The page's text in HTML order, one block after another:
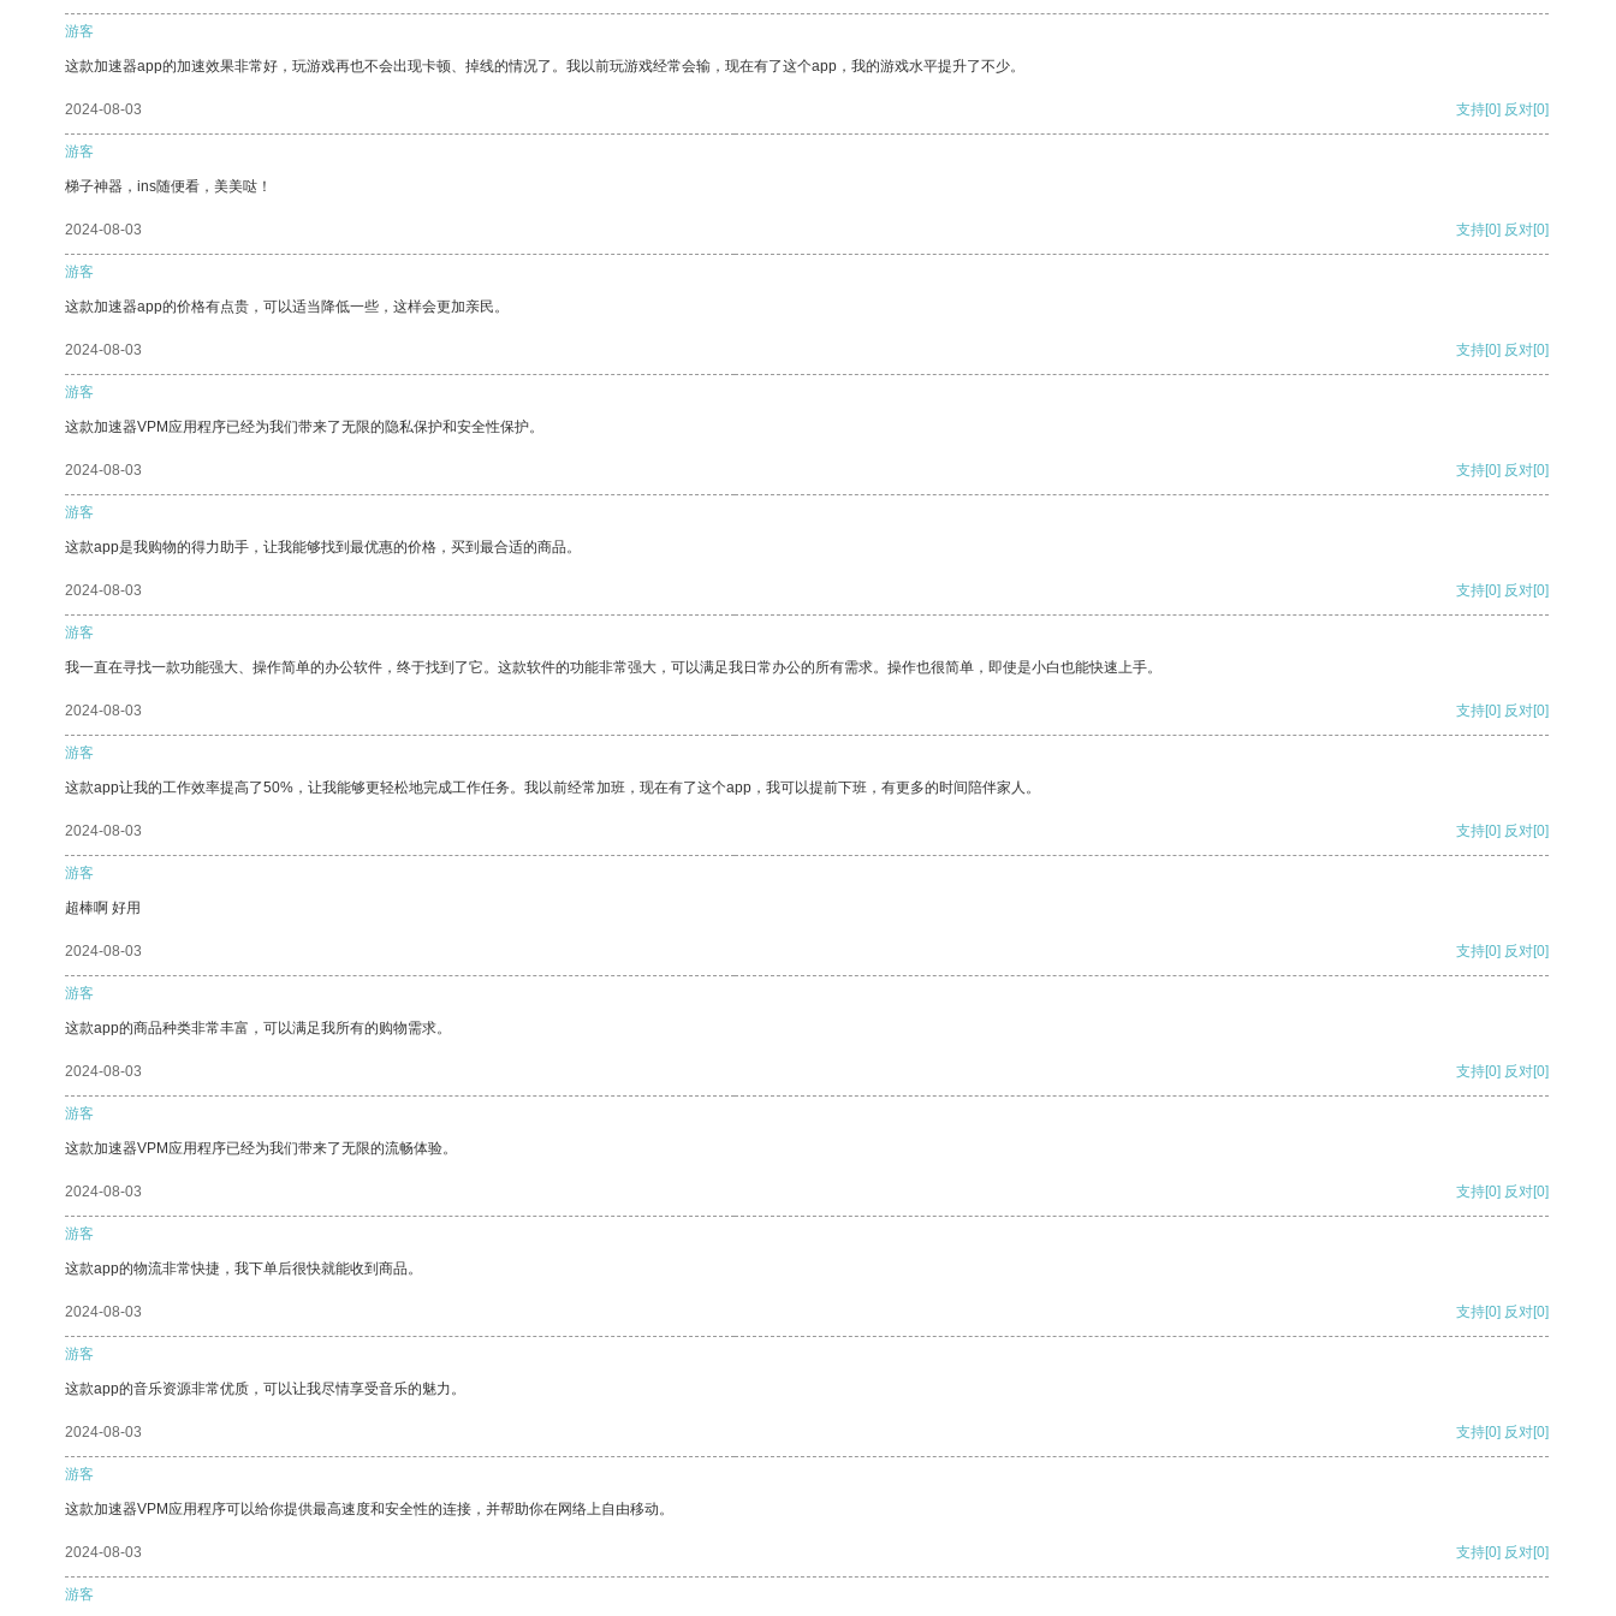
游客
这款加速器app的加速效果非常好，玩游戏再也不会出现卡顿、掉线的情况了。我以前玩游戏经常会输，现在有了这个app，我的游戏水平提升了不少。
2024-08-03 支持[0] 反对[0]
游客
梯子神器，ins随便看，美美哒！
2024-08-03 支持[0] 反对[0]
游客
这款加速器app的价格有点贵，可以适当降低一些，这样会更加亲民。
2024-08-03 支持[0] 反对[0]
游客
这款加速器VPM应用程序已经为我们带来了无限的隐私保护和安全性保护。
2024-08-03 支持[0] 反对[0]
游客
这款app是我购物的得力助手，让我能够找到最优惠的价格，买到最合适的商品。
2024-08-03 支持[0] 反对[0]
游客
我一直在寻找一款功能强大、操作简单的办公软件，终于找到了它。这款软件的功能非常强大，可以满足我日常办公的所有需求。操作也很简单，即使是小白也能快速上手。
2024-08-03 支持[0] 反对[0]
游客
这款app让我的工作效率提高了50%，让我能够更轻松地完成工作任务。我以前经常加班，现在有了这个app，我可以提前下班，有更多的时间陪伴家人。
2024-08-03 支持[0] 反对[0]
游客
超棒啊 好用
2024-08-03 支持[0] 反对[0]
游客
这款app的商品种类非常丰富，可以满足我所有的购物需求。
2024-08-03 支持[0] 反对[0]
游客
这款加速器VPM应用程序已经为我们带来了无限的流畅体验。
2024-08-03 支持[0] 反对[0]
游客
这款app的物流非常快捷，我下单后很快就能收到商品。
2024-08-03 支持[0] 反对[0]
游客
这款app的音乐资源非常优质，可以让我尽情享受音乐的魅力。
2024-08-03 支持[0] 反对[0]
游客
这款加速器VPM应用程序可以给你提供最高速度和安全性的连接，并帮助你在网络上自由移动。
2024-08-03 支持[0] 反对[0]
游客